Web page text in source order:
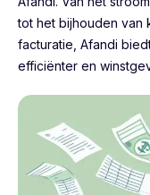
tot het bijhouden van
facturatie, Afandi
efficiënter en